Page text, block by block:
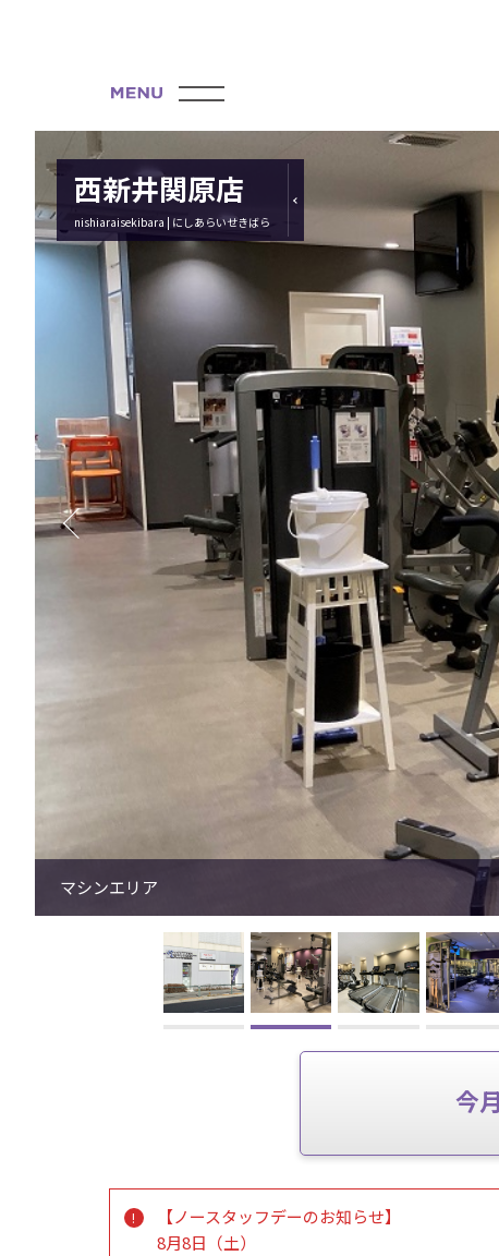
西新井関原店
nishiaraisekibara | にしあらいせきばら
有酸素マシンエリア
今
【ノースタッフデーのお知らせ】
8月8日（土）